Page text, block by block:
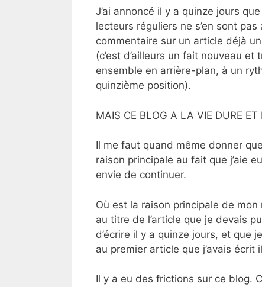
J’ai annoncé il y a quinze jours
lecteurs réguliers ne s’en sont
commentaire sur un article déjà
(c’est d’ailleurs un fait nouveau
ensemble en arrière-plan, à un
quinzième position).
MAIS CE BLOG A LA VIE DURE ET
Il me faut quand même donner
raison principale au fait que j’aie
envie de continuer.
Où est la raison principale de
au titre de l’article que je devais
d’écrire il y a quinze jours, et que
au premier article que j’avais
Il y a eu des frictions sur ce blog.